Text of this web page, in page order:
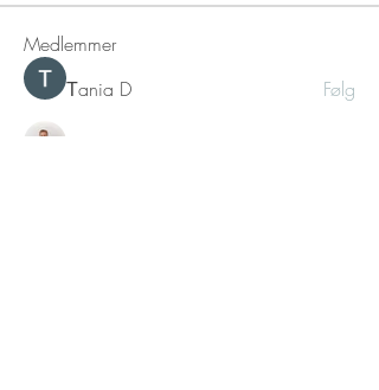
Medlemmer
Тania D
Følg